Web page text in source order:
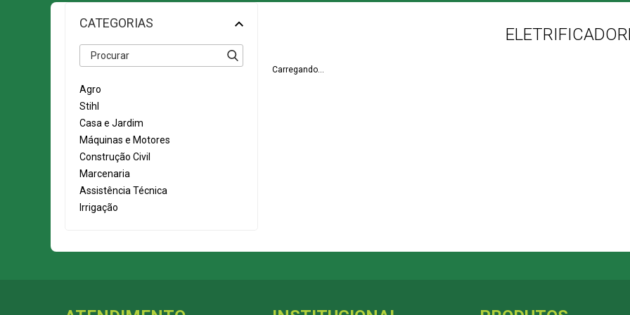
CATEGORIAS
Agro
Stihl
Casa e Jardim
Máquinas e Motores
Construção Civil
Marcenaria
Assistência Técnica
Irrigação
Carregando...